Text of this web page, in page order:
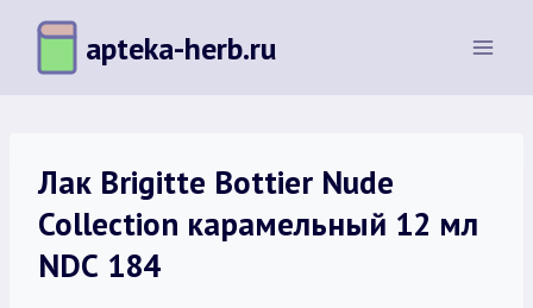
Перейти
содержимому
apteka-herb.ru
Лак Brigitte Bottier Nude
Collection карамельный 12 мл
NDС 184